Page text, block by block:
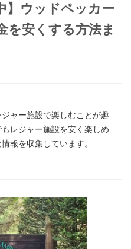
】ウッドペッカー
を安くする方法ま
ャー施設で楽しむことが趣
レジャー施設を安く楽しめ
報を収集しています。